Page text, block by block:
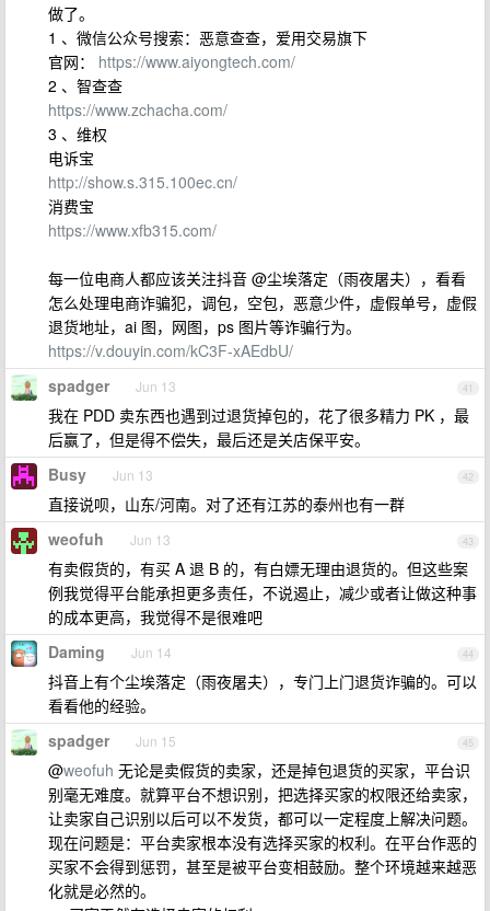
做了。
1 、微信公众号搜索：恶意查查，爱用交易旗下
官网： https://www.aiyongtech.com/
2 、智查查
https://www.zchacha.com/
3 、维权
电诉宝
http://show.s.315.100ec.cn/
消费宝
https://www.xfb315.com/
每一位电商人都应该关注抖音 @尘埃落定（雨夜屠夫），看看
怎么处理电商诈骗犯，调包，空包，恶意少件，虚假单号，虚假
退货地址，ai 图，网图，ps 图片等诈骗行为。
https://v.douyin.com/kC3F-xAEdbU/
41
spadger Jun 13
我在 PDD 卖东西也遇到过退货掉包的，花了很多精力 PK ，最
后赢了，但是得不偿失，最后还是关店保平安。
42
Busy Jun 13
直接说呗，山东/河南。对了还有江苏的泰州也有一群
43
weofuh Jun 13
有卖假货的，有买 A 退 B 的，有白嫖无理由退货的。但这些案
例我觉得平台能承担更多责任，不说遏止，减少或者让做这种事
的成本更高，我觉得不是很难吧
44
Daming Jun 14
抖音上有个尘埃落定（雨夜屠夫），专门上门退货诈骗的。可以
看看他的经验。
45
spadger Jun 15
@weofuh 无论是卖假货的卖家，还是掉包退货的买家，平台识
别毫无难度。就算平台不想识别，把选择买家的权限还给卖家，
让卖家自己识别以后可以不发货，都可以一定程度上解决问题。
现在问题是：平台卖家根本没有选择买家的权利。在平台作恶的
买家不会得到惩罚，甚至是被平台变相鼓励。整个环境越来越恶
化就是必然的。